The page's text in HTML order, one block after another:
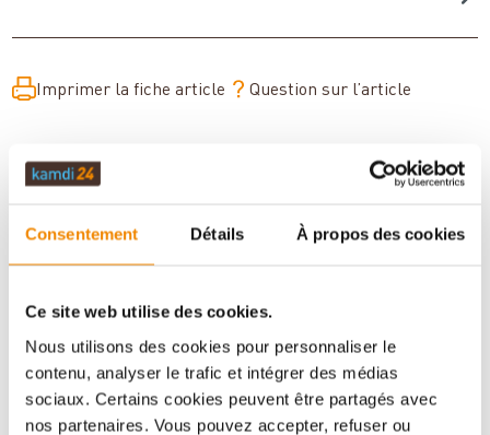
Consentement Détails À propos des cookies
Ce site web utilise des cookies.
Nous utilisons des cookies pour personnaliser le
contenu, analyser le trafic et intégrer des médias
sociaux. Certains cookies peuvent être partagés avec
nos partenaires. Vous pouvez accepter, refuser ou
Imprimer la fiche article Question sur l’article
Votre conseiller en matière de poêles
et de cheminées: